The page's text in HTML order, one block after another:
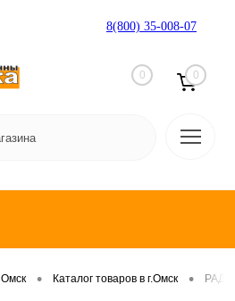
8(800) 35-008-07
0 0
Омск • Каталог товаров в г.Омск •